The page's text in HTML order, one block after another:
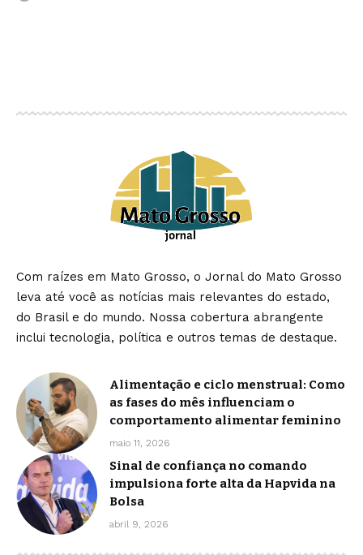
Com raízes em Mato Grosso, o Jornal do Mato Grosso
leva até você as notícias mais relevantes do estado,
do Brasil e do mundo. Nossa cobertura abrangente
inclui tecnologia, política e outros temas de destaque.
Alimentação e ciclo menstrual: Como
as fases do mês influenciam o
comportamento alimentar feminino
maio 11, 2026
Sinal de confiança no comando
impulsiona forte alta da Hapvida na
Bolsa
abril 9, 2026